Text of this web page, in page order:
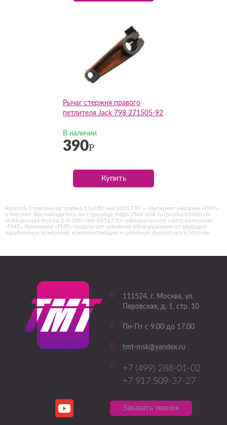
Рычаг стержня правого
петлителя Jack 798 271505-92
В наличии
390Р
Купить
Rotondi Стеклянная трубка 13х180 мм 1051730 — Интернет-магазин «ТМТ»
в Москве. Вы находитесь на странице: https://tmt-msk.ru/product/rotondi-
steklyannaya-trubka-13h180-mm-1051730/ официального сайта компании
«ТМТ». Компания «ТМТ» предлагает швейное оборудование от ведущих
зарубежных компаний, комплектующие и швейную фурнитуру в Москве.
111524, г. Москва, ул.
Перовская, д. 1, стр. 10
Пн-Пт с 9.00 до 17.00
tmt-msk@yandex.ru
+7 (499) 288-01-02
+7 917 509-37-27
Заказать звонок